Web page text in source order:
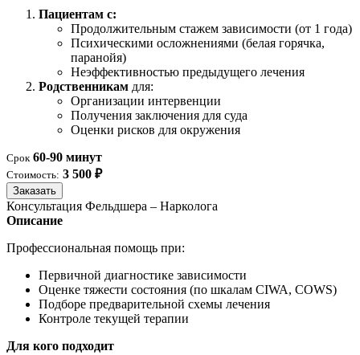
Пациентам с:
Продолжительным стажем зависимости (от 1 года)
Психическими осложнениями (белая горячка,
паранойя)
Неэффективностью предыдущего лечения
Родственникам для:
Организации интервенции
Получения заключения для суда
Оценки рисков для окружения
Срок 60-90 минут
Стоимость: 3 500 ₽
Заказать
Консультация Фельдшера – Нарколога
Описание
Профессиональная помощь при:
Первичной диагностике зависимости
Оценке тяжести состояния (по шкалам CIWA, COWS)
Подборе предварительной схемы лечения
Контроле текущей терапии
Для кого подходит